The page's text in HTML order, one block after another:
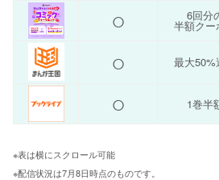
○ 6回分
半額クー
○ 最大50%
○ 1巻半
※表は横にスクロール可能
※配信状況は7月8日時点のものです。